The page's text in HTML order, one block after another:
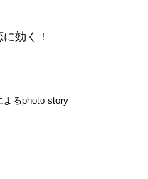
効く！
るphoto story